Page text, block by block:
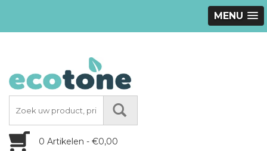
MENU
0 Artikelen - €0,00